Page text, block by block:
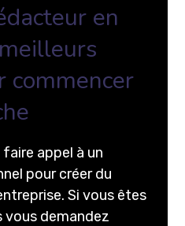
en
commencer
appel à un
pour créer du
Si vous êtes
vous demandez